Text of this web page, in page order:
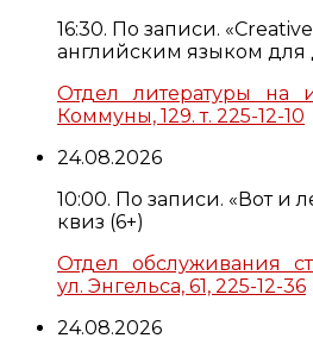
16:30. По записи.
английским языком для
Отдел литературы на
Коммуны, 129. т. 225-12-10
24.08.2026
10:00. По записи. «Вот и
квиз (6+)
Отдел обслуживания
ул. Энгельса, 61, 225-12-36
24.08.2026